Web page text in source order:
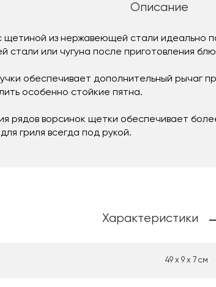
Описание
из нержавеющей стали идеально
или чугуна после приготовления
обеспечивает дополнительный рычаг
особенно стойкие пятна.
рядов ворсинок щетки обеспечивает
гриля всегда под рукой.
Характеристики
49 х 9 х 7 см